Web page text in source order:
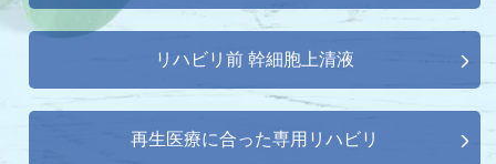
リハビリ前 幹細胞上清液
再生医療に合った専用リハビリ